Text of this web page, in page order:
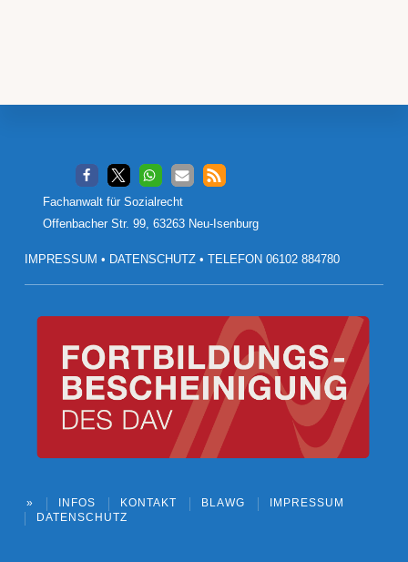
Footer
Fachanwalt für Sozialrecht
Offenbacher Str. 99, 63263 Neu-Isenburg
IMPRESSUM • DATENSCHUTZ• TELEFON 06102 884780
» INFOS KONTAKT BLAWG
IMPRESSUM
DATENSCHUTZ